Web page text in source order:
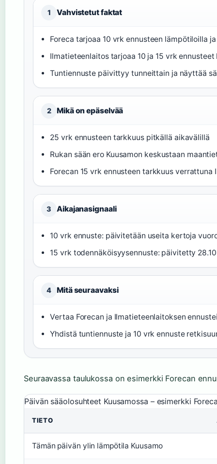
1 Vahvistetut faktat
Foreca tarjoaa 10 vrk ennusteen lämpötiloilla
Ilmatieteenlaitos tarjoaa 10 ja 15 vrk
Tuntiennuste päivittyy tunneittain ja näyttää
2 Mikä on epäselvää
25 vrk ennusteen tarkkuus pitkällä aikavälillä
Rukan sään ero Kuusamon keskustaan
Forecan 15 vrk ennusteen tarkkuus
3 Aikajanasignaali
10 vrk ennuste: päivitetään useita kertoja
15 vrk todennäköisyysennuste: päivitetty
4 Mitä seuraavaksi
Vertaa Forecan ja Ilmatieteenlaitoksen
Yhdistä tuntiennuste ja 10 vrk ennuste
Seuraavassa taulukossa on esimerkki Forecan
Päivän sääolosuhteet Kuusamossa – esimerkki
TIETO
Tämän päivän ylin lämpötila Kuusamo